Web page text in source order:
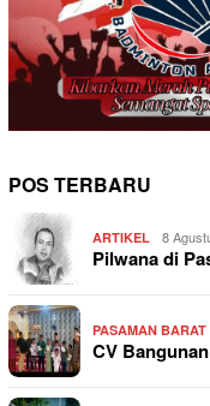
POS TERBARU
ARTIKEL 8
Pilwana di
PASAMAN BARAT
CV